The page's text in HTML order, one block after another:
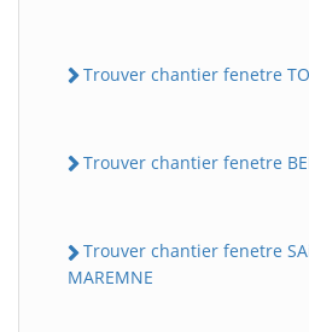
Trouver chantier fenetre
Trouver chantier fenetre
Trouver chantier fenetre
MAREMNE